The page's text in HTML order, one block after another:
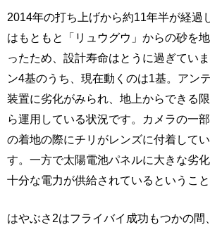
2014年の打ち上げから約11年半が経過
はもともと「リュウグウ」からの砂を
ったため、設計寿命はとうに過ぎてい
ン4基のうち、現在動くのは1基。アン
装置に劣化がみられ、地上からできる
ら運用している状況です。カメラの一
の着地の際にチリがレンズに付着して
す。一方で太陽電池パネルに大きな劣
十分な電力が供給されているということ
はやぶさ2はフライバイ成功もつかの間